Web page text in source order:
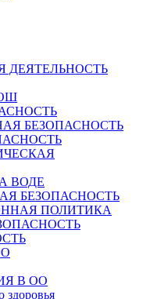
ДЕЯТЕЛЬНОСТЬ
БЕЗОПАСНОСТЬ
ВОДЕ
БЕЗОПАСНОСТЬ
ПОЛИТИКА
В ОО
здоровья